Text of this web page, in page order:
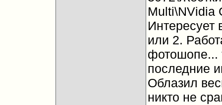
Multi\NVidia
Интересует
или 2.
фотошопе...
последние
Облазил
никто не